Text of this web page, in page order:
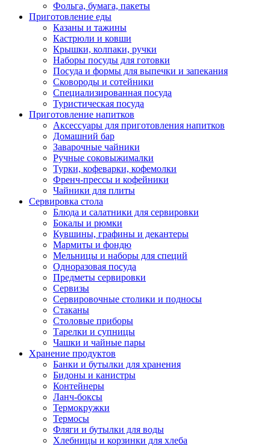
Фольга, бумага, пакеты
Приготовление еды
Казаны и тажины
Кастрюли и ковши
Крышки, колпаки, ручки
Наборы посуды для готовки
Посуда и формы для выпечки и запекания
Сковороды и сотейники
Специализированная посуда
Туристическая посуда
Приготовление напитков
Аксессуары для приготовления напитков
Домашний бар
Заварочные чайники
Ручные соковыжималки
Турки, кофеварки, кофемолки
Френч-прессы и кофейники
Чайники для плиты
Сервировка стола
Блюда и салатники для сервировки
Бокалы и рюмки
Кувшины, графины и декантеры
Мармиты и фондю
Мельницы и наборы для специй
Одноразовая посуда
Предметы сервировки
Сервизы
Сервировочные столики и подносы
Стаканы
Столовые приборы
Тарелки и супницы
Чашки и чайные пары
Хранение продуктов
Банки и бутылки для хранения
Бидоны и канистры
Контейнеры
Ланч-боксы
Термокружки
Термосы
Фляги и бутылки для воды
Хлебницы и корзинки для хлеба